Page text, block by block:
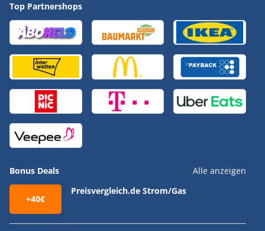
Top Partnershops
Bonus Deals Alle anzeigen
+40€
Preisvergleich.de Strom/Gas